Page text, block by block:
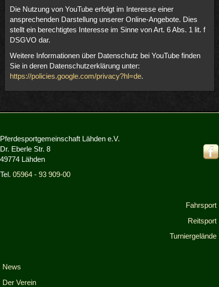
Die Nutzung von YouTube erfolgt im Interesse einer
ansprechenden Darstellung unserer Online-Angebote. Dies
stellt ein berechtigtes Interesse im Sinne von Art. 6 Abs. 1 lit. f
DSGVO dar.
Weitere Informationen über Datenschutz bei YouTube finden
Sie in deren Datenschutzerklärung unter:
https://policies.google.com/privacy?hl=de.
Pferdesportgemeinschaft Lähden e.V.
Dr. Eberle Str. 8
49774 Lähden
Tel. 05964 - 93 909-00
Fahrsport
Reitsport
Turniergelände
News
Der Verein